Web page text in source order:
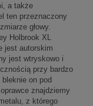
a także
ten przeznaczony
głowy.
Holbrook XL
jest autorskim
jest wtryskowo i
przy bardzo
on pod
znajdziemy
z którego